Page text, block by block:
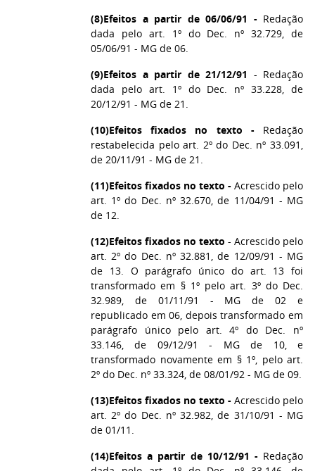
(8)Efeitos a partir de 06/06/91 -Redação
dada pelo art. 1º do Dec. nº 32.729, de
05/06/91 - MG de 06.
(9)Efeitos a partir de 21/12/91 - Redação
dada pelo art. 1º do Dec. nº 33.228, de
20/12/91 - MG de 21.
(10)Efeitos fixados no texto -Redação
restabelecida pelo art. 2º do Dec. nº 33.091,
de 20/11/91 - MG de 21.
(11)Efeitos fixados no texto - Acrescido pelo
art. 1º do Dec. nº 32.670, de 11/04/91 - MG
de 12.
(12)Efeitos fixados no texto - Acrescido pelo
art. 2º do Dec. nº 32.881, de 12/09/91 - MG
de 13. O parágrafo único do art. 13 foi
transformado em § 1º pelo art. 3º do Dec.
32.989, de 01/11/91 - MG de 02 e
republicado em 06, depois transformado em
parágrafo único pelo art. 4º do Dec. nº
33.146, de 09/12/91 - MG de 10, e
transformado novamente em § 1º, pelo art.
2º do Dec. nº 33.324, de 08/01/92 - MG de 09.
(13)Efeitos fixados no texto - Acrescido pelo
art. 2º do Dec. nº 32.982, de 31/10/91 - MG
de 01/11.
(14)Efeitos a partir de 10/12/91 -Redação